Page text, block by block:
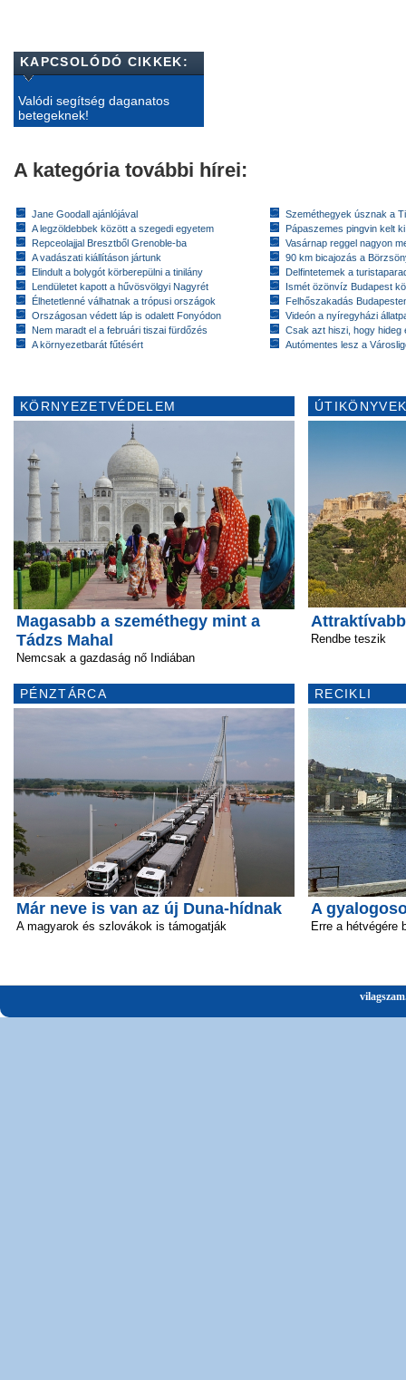
KAPCSOLÓDÓ CIKKEK:
Valódi segítség daganatos
betegeknek!
A kategória további hírei:
Jane Goodall ajánlójával
A legzöldebbek között a szegedi egyetem
Repceolajjal Bresztből Grenoble-ba
A vadászati kiállításon jártunk
Elindult a bolygót körberepülni a tinilány
Lendületet kapott a hűvösvölgyi Nagyrét
Élhetetlenné válhatnak a trópusi országok
Országosan védett láp is odalett Fonyódon
Nem maradt el a februári tiszai fürdőzés
A környezetbarát fűtésért
Szeméthegyek úsznak a
Pápaszemes pingvin kelt
Vasárnap reggel nagyon
90 km bicajozás a
Delfintetemek a
Ismét özönvíz Budapest
Felhőszakadás
Videón a nyíregyházi
Csak azt hiszi, hogy hideg
Autómentes lesz a
KÖRNYEZETVÉDELEM
Magasabb a szeméthegy mint a
Tádzs Mahal
Nemcsak a gazdaság nő Indiában
PÉNZTÁRCA
Már neve is van az új Duna-hídnak
A magyarok és szlovákok is támogatják
Rendbe teszik
RECIKLI
A
Erre a hétvégére